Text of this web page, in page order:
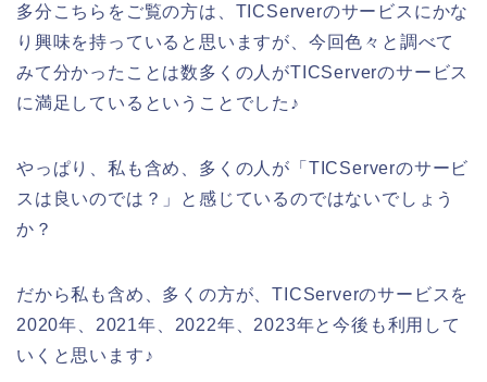
多分こちらをご覧の方は、TICServerのサービスにかな
り興味を持っていると思いますが、今回色々と調べて
みて分かったことは数多くの人がTICServerのサービス
に満足しているということでした♪
やっぱり、私も含め、多くの人が「TICServerのサービ
スは良いのでは？」と感じているのではないでしょう
か？
だから私も含め、多くの方が、TICServerのサービスを
2020年、2021年、2022年、2023年と今後も利用して
いくと思います♪